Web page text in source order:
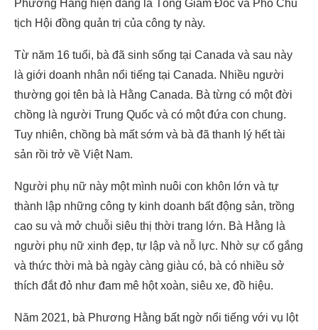
Phương Hằng hiện đang là Tổng Giám Đốc và Phó Chủ
tịch Hội đồng quản trị của công ty này.
Từ năm 16 tuổi, bà đã sinh sống tại Canada và sau này
là giới doanh nhân nổi tiếng tại Canada. Nhiều người
thường gọi tên bà là Hằng Canada. Bà từng có một đời
chồng là người Trung Quốc và có một đứa con chung.
Tuy nhiên, chồng bà mất sớm và bà đã thanh lý hết tài
sản rồi trở về Việt Nam.
Người phụ nữ này một mình nuôi con khôn lớn và tự
thành lập những công ty kinh doanh bất động sản, trồng
cao su và mở chuỗi siêu thị thời trang lớn. Bà Hằng là
người phụ nữ xinh đẹp, tự lập và nỗ lực. Nhờ sự cố gắng
và thức thời mà bà ngày càng giàu có, bà có nhiều sở
thích đắt đỏ như đam mê hột xoàn, siêu xe, đồ hiệu.
Năm 2021, bà Phương Hằng bất ngờ nổi tiếng với vụ lột